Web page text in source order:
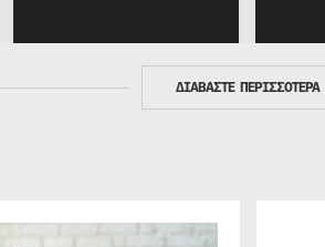
ΔΙΑΒΑΣΤΕ ΠΕΡΙΣΣΟΤΕΡΑ